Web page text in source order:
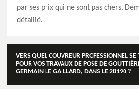
par ses prix qui ne sont pas chers.
détaillé.
VERS QUEL COUVREUR PROFESSIONNEL SE
POUR VOS TRAVAUX DE POSE DE
GERMAIN LE GAILLARD, DANS LE 28190 ?